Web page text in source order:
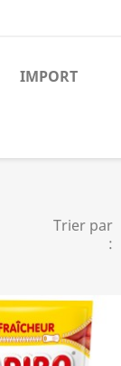
IMPORT
Trier par
: